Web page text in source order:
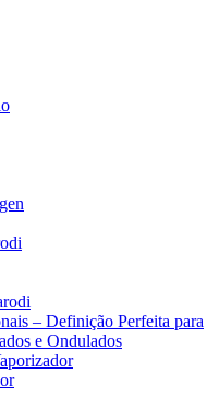
– Definição Perfeita para
e Ondulados